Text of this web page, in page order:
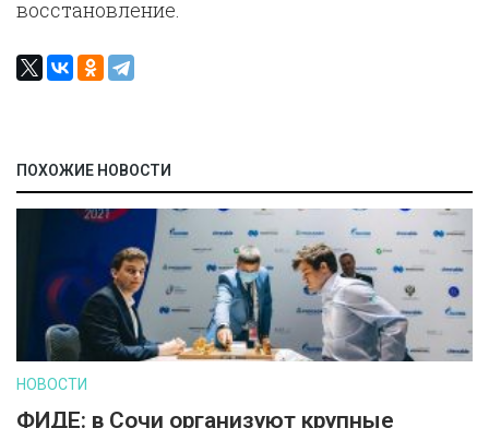
восстановление.
ПОХОЖИЕ НОВОСТИ
НОВОСТИ
ФИДЕ: в Сочи организуют крупные